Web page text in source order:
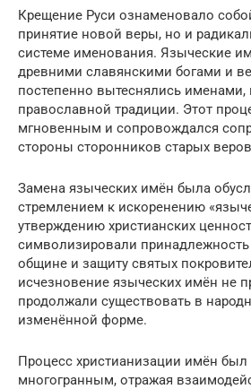
Крещение Руси ознаменовало
принятие новой веры, но и
системе именования. Языческие
древними славянскими богами и
постепенно вытеснялись
православной традиции. Этот
мгновенным и сопровождался
стороны сторонников старых
Замена языческих имён была
стремлением к искоренению
утверждению христианских
символизировали принадлежность
общине и защиту святых
исчезновение языческих имён не
продолжали существовать в
изменённой форме.
Процесс христианизации имён
многогранным, отражая